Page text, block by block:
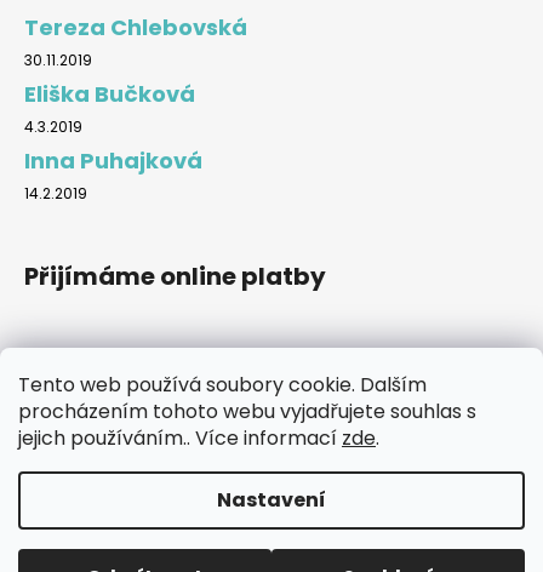
Tento web používá soubory cookie. Dalším
procházením tohoto webu vyjadřujete souhlas s
jejich používáním.. Více informací zde.
Nastavení
Tereza Chlebovská
30.11.2019
Eliška Bučková
4.3.2019
Inna Puhajková
14.2.2019
Přijímáme online platby
Značky
Copyright 2026DesignShoes.cz. Všechna práva